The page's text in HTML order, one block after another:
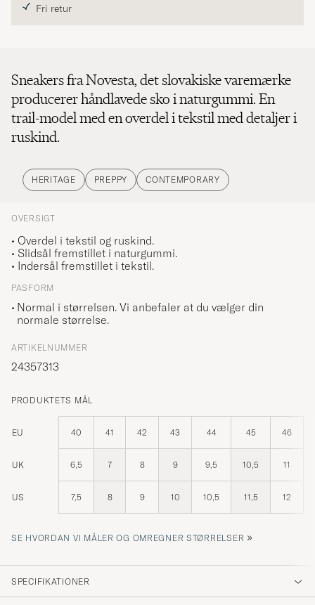
Fri retur
Sneakers fra Novesta, det slovakiske varemærke
producerer håndlavede sko i naturgummi. En
trail-model med en overdel i tekstil med detaljer i
ruskind.
HERITAGE PREPPY CONTEMPORARY
OVERSIGT
• Overdel i tekstil og ruskind.
• Slidsål fremstillet i naturgummi.
• Indersål fremstillet i tekstil.
PASFORM
Normal i størrelsen. Vi anbefaler at du vælger din
normale størrelse.
ARTIKELNUMMER
24357313
PRODUKTETS MÅL
EU 40 41 42 43 44 45 46
UK 6,5 7 8 9 9,5 10,5 11
US 7,5 8 9 10 10,5 11,5 12
SE HVORDAN VI MÅLER OG OMREGNER STØRRELSER »
SPECIFIKATIONER